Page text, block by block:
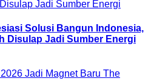
Solusi Bangun Indonesia,
Disulap Jadi Sumber Energi